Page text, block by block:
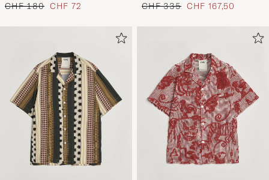
Regulärer Preis
CHF 180 Reduzierter Preis
CHF 72
Regulärer Preis
CHF 335 Reduzierter Preis
CHF 167,50